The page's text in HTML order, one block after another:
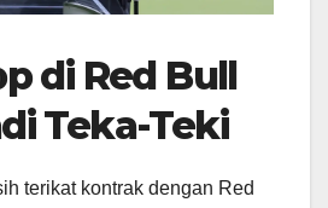
di Red Bull
Teka-Teki
terikat kontrak dengan Red